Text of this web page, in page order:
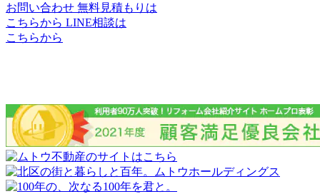
お問い合わせ 無料見積もりは
こちらから LINE相談は
こちらから